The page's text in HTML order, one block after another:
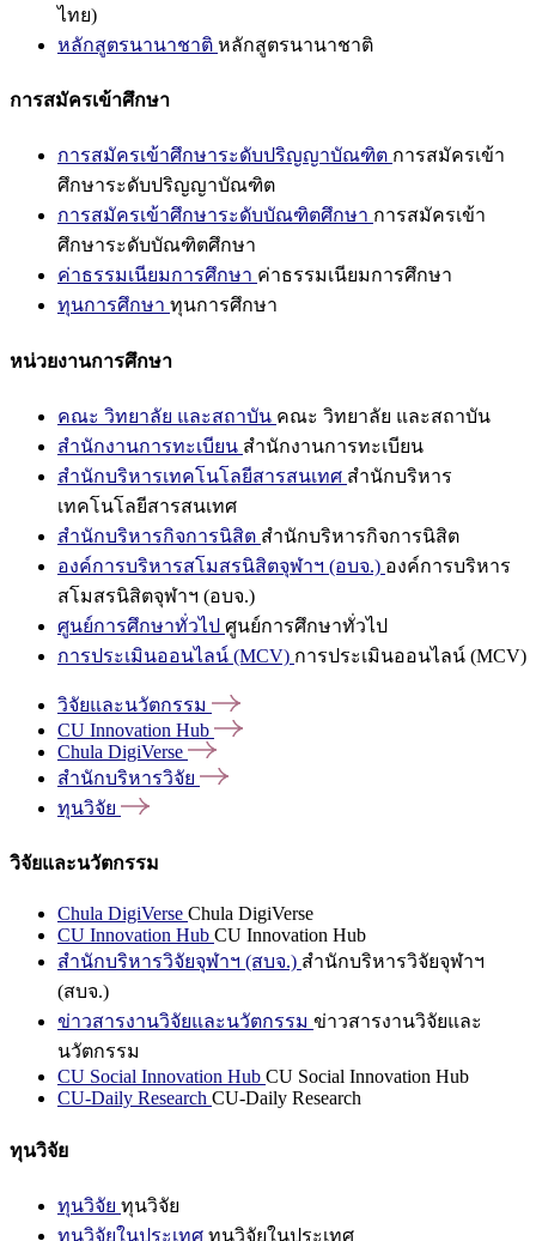
ไทย)
หลักสูตรนานาชาติ หลักสูตรนานาชาติ
การสมัครเข้าศึกษา
การสมัครเข้าศึกษาระดับปริญญาบัณฑิต การสมัครเข้า
ศึกษาระดับปริญญาบัณฑิต
การสมัครเข้าศึกษาระดับบัณฑิตศึกษา การสมัครเข้า
ศึกษาระดับบัณฑิตศึกษา
ค่าธรรมเนียมการศึกษา ค่าธรรมเนียมการศึกษา
ทุนการศึกษา ทุนการศึกษา
หน่วยงานการศึกษา
คณะ วิทยาลัย และสถาบัน คณะ วิทยาลัย และสถาบัน
สำนักงานการทะเบียน สำนักงานการทะเบียน
สำนักบริหารเทคโนโลยีสารสนเทศ สำนักบริหาร
เทคโนโลยีสารสนเทศ
สำนักบริหารกิจการนิสิต สำนักบริหารกิจการนิสิต
องค์การบริหารสโมสรนิสิตจุฬาฯ (อบจ.) องค์การบริหาร
สโมสรนิสิตจุฬาฯ (อบจ.)
ศูนย์การศึกษาทั่วไป ศูนย์การศึกษาทั่วไป
การประเมินออนไลน์ (MCV) การประเมินออนไลน์ (MCV)
วิจัยและนวัตกรรม
CU Innovation Hub
Chula DigiVerse
สำนักบริหารวิจัย
ทุนวิจัย
วิจัยและนวัตกรรม
Chula DigiVerse Chula DigiVerse
CU Innovation Hub CU Innovation Hub
สำนักบริหารวิจัยจุฬาฯ (สบจ.) สำนักบริหารวิจัยจุฬาฯ
(สบจ.)
ข่าวสารงานวิจัยและนวัตกรรม ข่าวสารงานวิจัยและ
นวัตกรรม
CU Social Innovation Hub CU Social Innovation Hub
CU-Daily Research CU-Daily Research
ทุนวิจัย
ทุนวิจัย ทุนวิจัย
ทุนวิจัยในประเทศ ทุนวิจัยในประเทศ